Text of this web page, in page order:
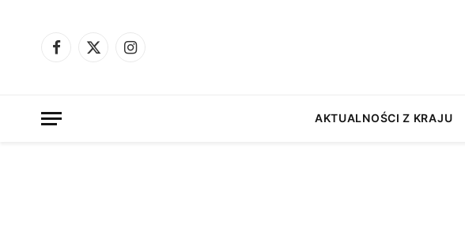
Facebook
X
Instagram
AKTUALNOŚCI Z KRAJU